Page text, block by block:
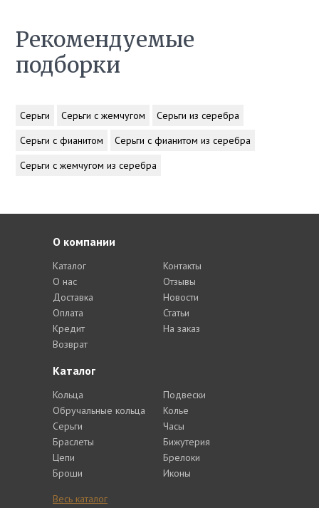
Рекомендуемые
подборки
Серьги Серьги с жемчугом
Серьги из серебра
Серьги с фианитом
Серьги с фианитом из серебра
Серьги с жемчугом из серебра
Каталог
Кольца
Обручальные кольца
Серьги
Браслеты
Цепи
Броши
Подвески
Колье
Часы
Бижутерия
Брелоки
Иконы
Весь каталог
О компании
Каталог
О нас
Доставка
Оплата
Кредит
Возврат
Контакты
Отзывы
Новости
Статьи
На заказ